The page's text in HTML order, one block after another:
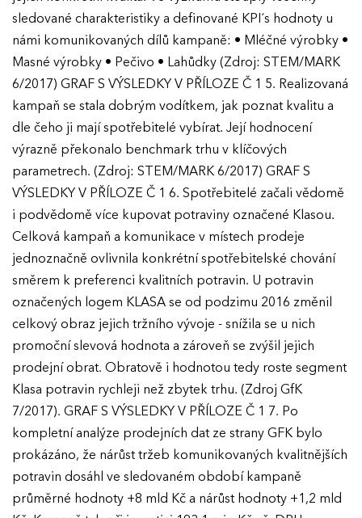
sledované charakteristiky a definované KPI´s hodnoty u
námi komunikovaných dílů kampaně: • Mléčné výrobky •
Masné výrobky • Pečivo • Lahůdky (Zdroj: STEM/MARK
6/2017) GRAF S VÝSLEDKY V PŘÍLOZE Č 1 5. Realizovaná
kampaň se stala dobrým vodítkem, jak poznat kvalitu a
dle čeho ji mají spotřebitelé vybírat. Její hodnocení
výrazně překonalo benchmark trhu v klíčových
parametrech. (Zdroj: STEM/MARK 6/2017) GRAF S
VÝSLEDKY V PŘÍLOZE Č 1 6. Spotřebitelé začali vědomě
i podvědomě více kupovat potraviny označené Klasou.
Celková kampaň a komunikace v místech prodeje
jednoznačně ovlivnila konkrétní spotřebitelské chování
směrem k preferenci kvalitních potravin. U potravin
označených logem KLASA se od podzimu 2016 změnil
celkový obraz jejich tržního vývoje - snížila se u nich
promoční slevová hodnota a zároveň se zvýšil jejich
prodejní obrat. Obratově i hodnotou tedy roste segment
Klasa potravin rychleji než zbytek trhu. (Zdroj GfK
7/2017). GRAF S VÝSLEDKY V PŘÍLOZE Č 1 7. Po
kompletní analýze prodejních dat ze strany GFK bylo
prokázáno, že nárůst tržeb komunikovaných kvalitnějších
potravin dosáhl ve sledovaném období kampaně
průměrné hodnoty +8 mld Kč a nárůst hodnoty +1,2 mld